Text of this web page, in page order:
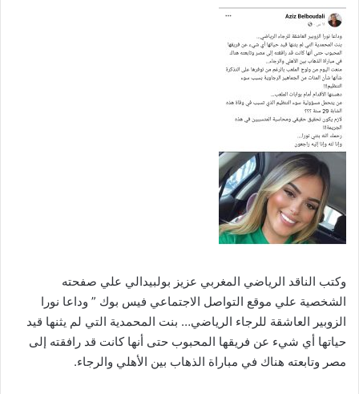
وكتب الناقد الرياضي المغربي عزيز بولبيدالي علي صفحته
الشخصية علي موقع التواصل الاجتماعي فيس بوك ” وداعا نورا
الزوبير العاشقة للرجاء الرياضي… بنت المحمدية التي لم يثنها قيد
حياتها أي شيء عن فريقها المحبوب حتى أنها كانت قد رافقته إلى
مصر وتابعته هناك في مباراة الذهاب بين الأهلي والرجاء.